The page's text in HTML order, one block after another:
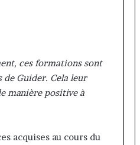
ces formations sont
Guider. Cela leur
manière positive à
acquises au cours du